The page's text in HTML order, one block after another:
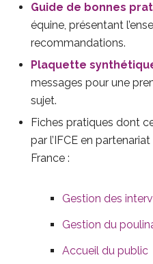
Guide de bonnes
équine, présentant
recommandations.
Plaquette
messages pour une
sujet.
Fiches pratiques dont
par l’IFCE en
France :
Gestion des
Gestion du
Accueil du public